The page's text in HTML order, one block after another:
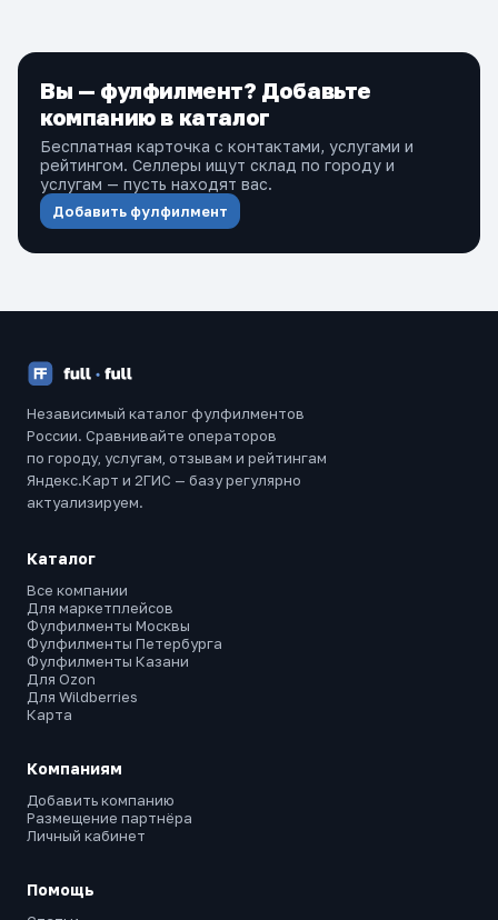
Вы — фулфилмент? Добавьте
компанию в каталог
Бесплатная карточка с контактами, услугами и
рейтингом. Селлеры ищут склад по городу и
услугам — пусть находят вас.
Добавить фулфилмент
Независимый каталог фулфилментов
России. Сравнивайте операторов
по городу, услугам, отзывам и рейтингам
Яндекс.Карт и 2ГИС — базу регулярно
актуализируем.
Каталог
Все компании
Для маркетплейсов
Фулфилменты Москвы
Фулфилменты Петербурга
Фулфилменты Казани
Для Ozon
Для Wildberries
Карта
Компаниям
Добавить компанию
Размещение партнёра
Личный кабинет
Помощь